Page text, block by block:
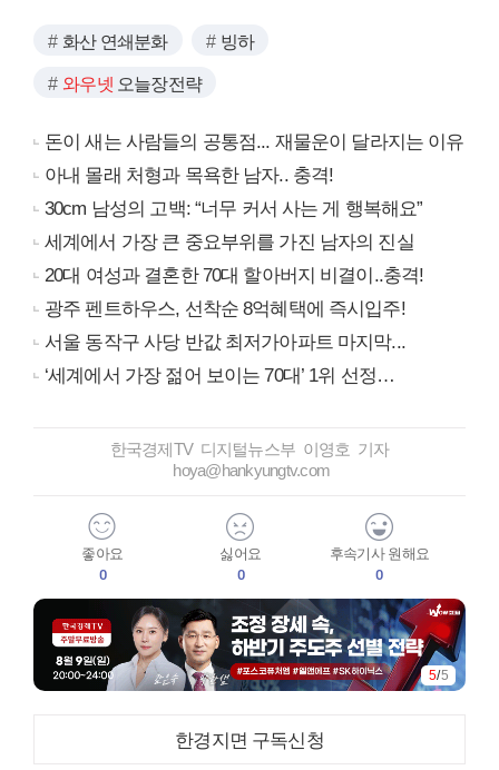
화산 연쇄분화 빙하
와우넷 오늘장전략
돈이 새는 사람들의 공통점... 재물운이 달라지는 이유
아내 몰래 처형과 목욕한 남자.. 충격!
30cm 남성의 고백: “너무 커서 사는 게 행복해요”
세계에서 가장 큰 중요부위를 가진 남자의 진실
20대 여성과 결혼한 70대 할아버지 비결이..충격!
광주 펜트하우스, 선착순 8억혜택에 즉시입주!
서울 동작구 사당 반값 최저가아파트 마지막...
‘세계에서 가장 젊어 보이는 70대’ 1위 선정…
한국경제TV 디지털뉴스부 이영호 기자
hoya@hankyungtv.com
좋아요
0
싫어요
0
후속기사 원해요
0
5/5
한경지면 구독신청